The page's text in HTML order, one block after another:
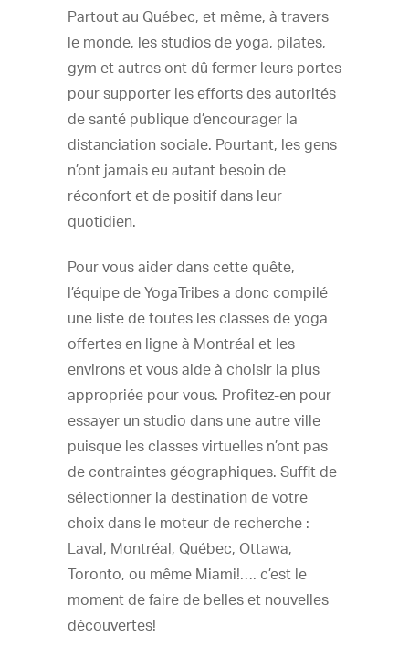
Partout au Québec, et même, à travers
le monde, les studios de yoga, pilates,
gym et autres ont dû fermer leurs portes
pour supporter les efforts des autorités
de santé publique d’encourager la
distanciation sociale. Pourtant, les gens
n’ont jamais eu autant besoin de
réconfort et de positif dans leur
quotidien.
Pour vous aider dans cette quête,
l’équipe de YogaTribes a donc compilé
une liste de toutes les classes de yoga
offertes en ligne à Montréal et les
environs et vous aide à choisir la plus
appropriée pour vous. Profitez-en pour
essayer un studio dans une autre ville
puisque les classes virtuelles n’ont pas
de contraintes géographiques. Suffit de
sélectionner la destination de votre
choix dans le moteur de recherche :
Laval, Montréal, Québec, Ottawa,
Toronto, ou même Miami!…. c’est le
moment de faire de belles et nouvelles
découvertes!